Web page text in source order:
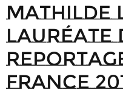
Mathilde
lauréate
France